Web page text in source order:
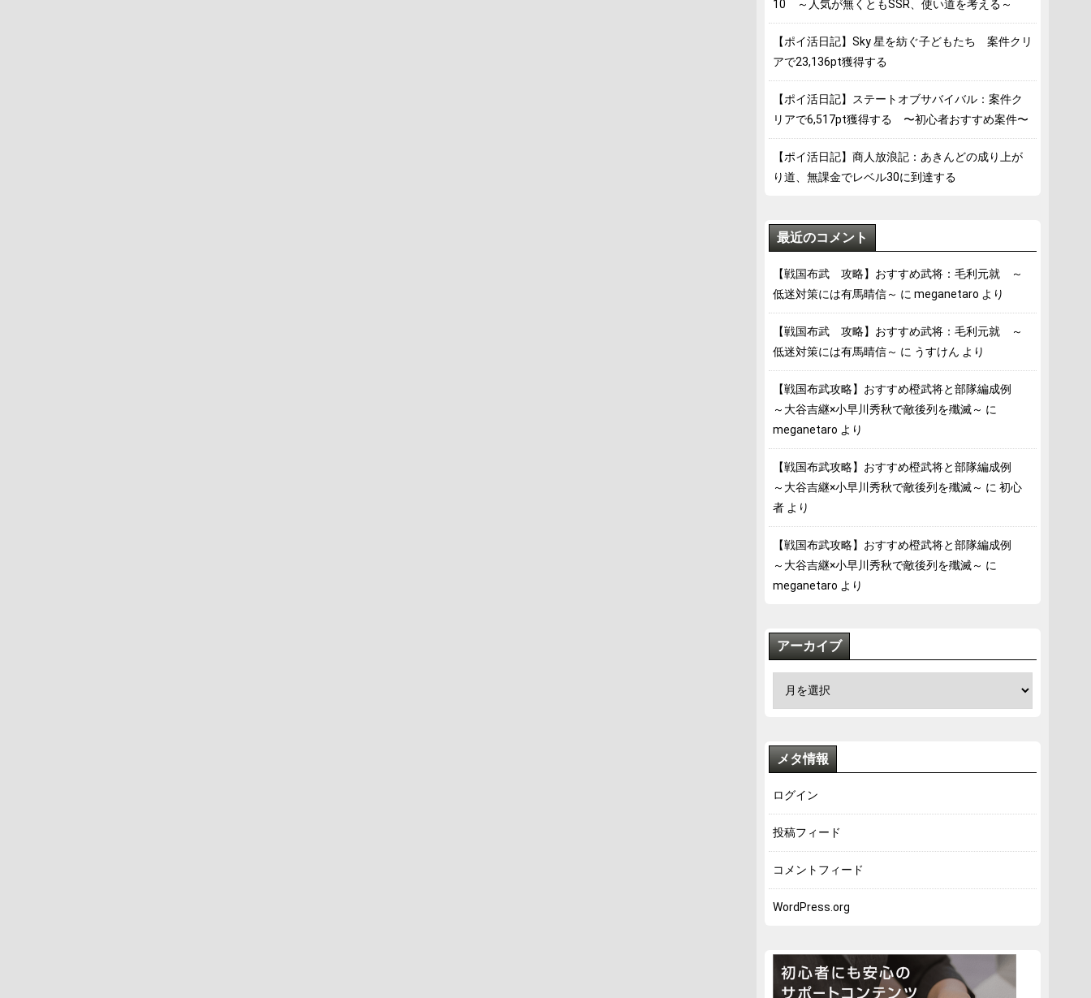
10 ～人気が無くともSSR、使い道を考える～
【ポイ活日記】Sky 星を紡ぐ子どもたち 案件クリ
アで23,136pt獲得する
【ポイ活日記】ステートオブサバイバル：案件ク
リアで6,517pt獲得する 〜初心者おすすめ案件〜
【ポイ活日記】商人放浪記：あきんどの成り上が
り道、無課金でレベル30に到達する
最近のコメント
【戦国布武 攻略】おすすめ武将：毛利元就 ～
低迷対策には有馬晴信～ に meganetaro より
【戦国布武 攻略】おすすめ武将：毛利元就 ～
低迷対策には有馬晴信～ に うすけん より
【戦国布武攻略】おすすめ橙武将と部隊編成例
～大谷吉継×小早川秀秋で敵後列を殲滅～ に
meganetaro より
【戦国布武攻略】おすすめ橙武将と部隊編成例
～大谷吉継×小早川秀秋で敵後列を殲滅～ に 初心
者 より
【戦国布武攻略】おすすめ橙武将と部隊編成例
～大谷吉継×小早川秀秋で敵後列を殲滅～ に
meganetaro より
アーカイブ
メタ情報
ログイン
投稿フィード
コメントフィード
WordPress.org